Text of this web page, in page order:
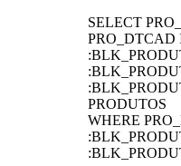
SELECT
PRO_DTCAD
PRODUTOS
WHERE